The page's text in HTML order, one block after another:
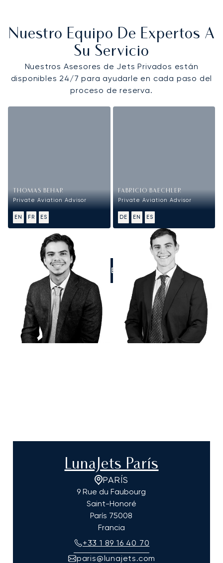
Nuestro Equipo De Expertos A
Su Servicio
Nuestros Asesores de Jets Privados están
disponibles 24/7 para ayudarle en cada paso del
proceso de reserva.
THOMAS BEHAR
Private Aviation Advisor
EN FR ES
FABRICIO BAECHLER
Private Aviation Advisor
DE EN ES
LLÁMENOS
LunaJets París
PARÍS
9 Rue du Faubourg
Saint-Honoré
París 75008
Francia
+33 1 89 16 40 70
paris@lunajets.com